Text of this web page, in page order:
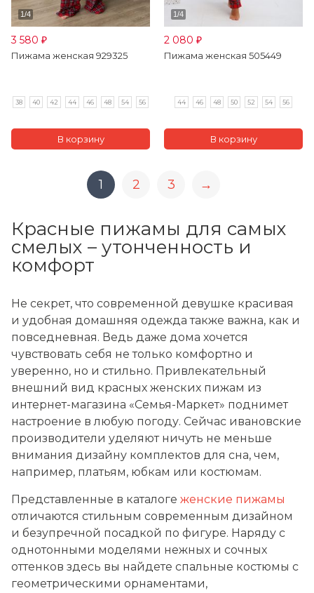
3 580 ₽
Пижама женская 929325
38 40 42 44 46 48 54 56
2 080 ₽
Пижама женская 505449
44 46 48 50 52 54 56
1 2 3 →
Красные пижамы для самых
смелых – утонченность и
комфорт
Не секрет, что современной девушке красивая
и удобная домашняя одежда также важна, как и
повседневная. Ведь даже дома хочется
чувствовать себя не только комфортно и
уверенно, но и стильно. Привлекательный
внешний вид красных женских пижам из
интернет-магазина «Семья-Маркет» поднимет
настроение в любую погоду. Сейчас ивановские
производители уделяют ничуть не меньше
внимания дизайну комплектов для сна, чем,
например, платьям, юбкам или костюмам.
Представленные в каталоге женские пижамы
отличаются стильным современным дизайном
и безупречной посадкой по фигуре. Наряду с
однотонными моделями нежных и сочных
оттенков здесь вы найдете спальные костюмы с
геометрическими орнаментами,